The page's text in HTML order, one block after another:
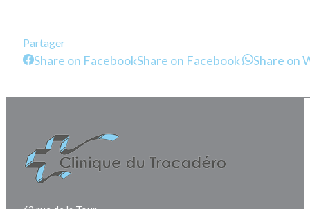
Partager
Share on FacebookShare on Facebook Share on